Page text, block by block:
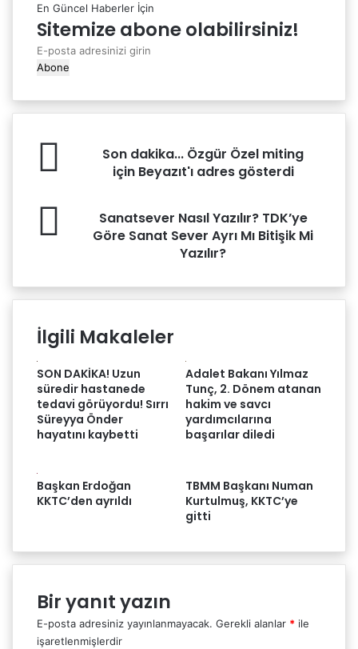
En Güncel Haberler İçin
Sitemize abone olabilirsiniz!
E-
posta
girin
dakika...
Özgür
miting
için
Son dakika... Özgür Özel miting
için Beyazıt'ı adres gösterdi
Nasıl
Yazılır?
Mı
Mi
Yazılır?
Sanatsever Nasıl Yazılır? TDK’ye
Göre Sanat Sever Ayrı Mı Bitişik Mi
Yazılır?
İlgili Makaleler
SON DAKİKA! Uzun
süredir hastanede
tedavi görüyordu! Sırrı
Süreyya Önder
hayatını kaybetti
Adalet Bakanı Yılmaz
Tunç, 2. Dönem atanan
hakim ve savcı
yardımcılarına
başarılar diledi
Başkan Erdoğan
KKTC’den ayrıldı
TBMM Başkanı Numan
Kurtulmuş, KKTC’ye
gitti
Bir yanıt yazın
E-posta adresiniz yayınlanmayacak. Gerekli alanlar * ile
işaretlenmişlerdir